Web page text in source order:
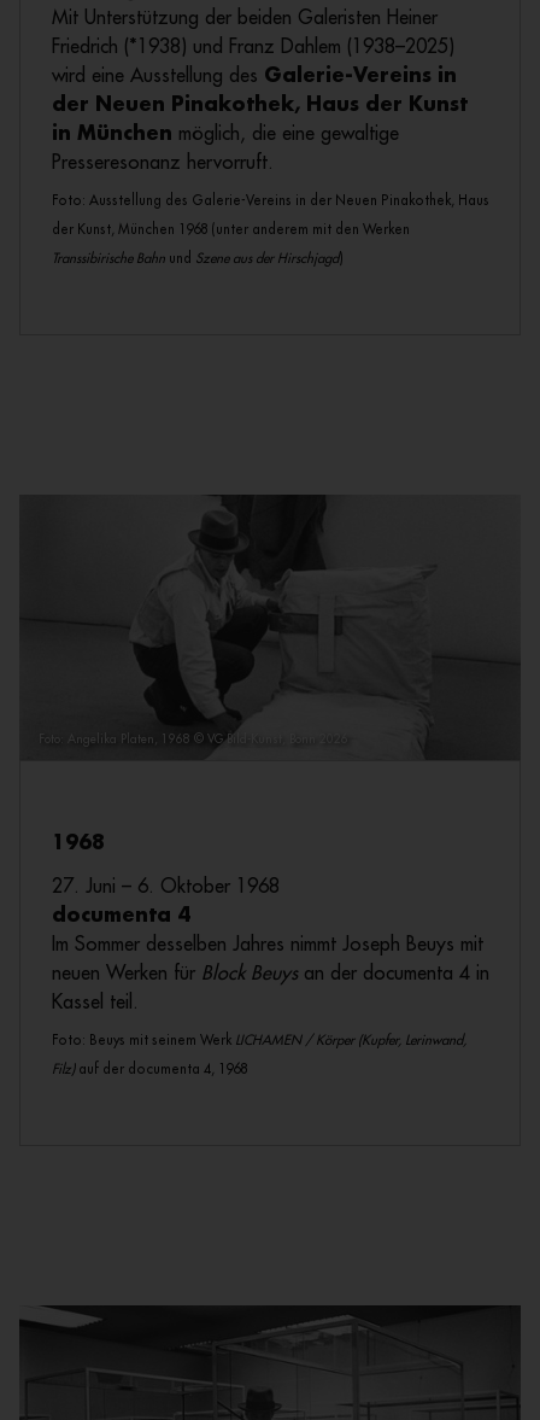
Mit Unterstützung der beiden Galeristen Heiner
Friedrich (*1938) und Franz Dahlem (1938–2025)
wird eine Ausstellung des Galerie-Vereins in
der Neuen Pinakothek, Haus der Kunst
in München möglich, die eine gewaltige
Presseresonanz hervorruft.
Foto: Ausstellung des Galerie-Vereins in der Neuen Pinakothek, Haus
der Kunst, München 1968 (unter anderem mit den Werken
Transsibirische Bahn und Szene aus der Hirschjagd)
Foto: Angelika Platen, 1968 © VG Bild-Kunst, Bonn 2026
1968
27. Juni – 6. Oktober 1968
documenta 4
Im Sommer desselben Jahres nimmt Joseph Beuys mit
neuen Werken für Block Beuys an der documenta 4 in
Kassel teil.
Foto: Beuys mit seinem Werk LICHAMEN / Körper (Kupfer, Lerinwand,
Filz) auf der documenta 4, 1968